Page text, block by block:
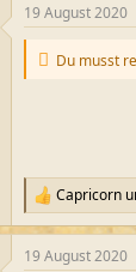
19 August 2020
Du musst
R
e
a
k
Capricorn
19 August 2020